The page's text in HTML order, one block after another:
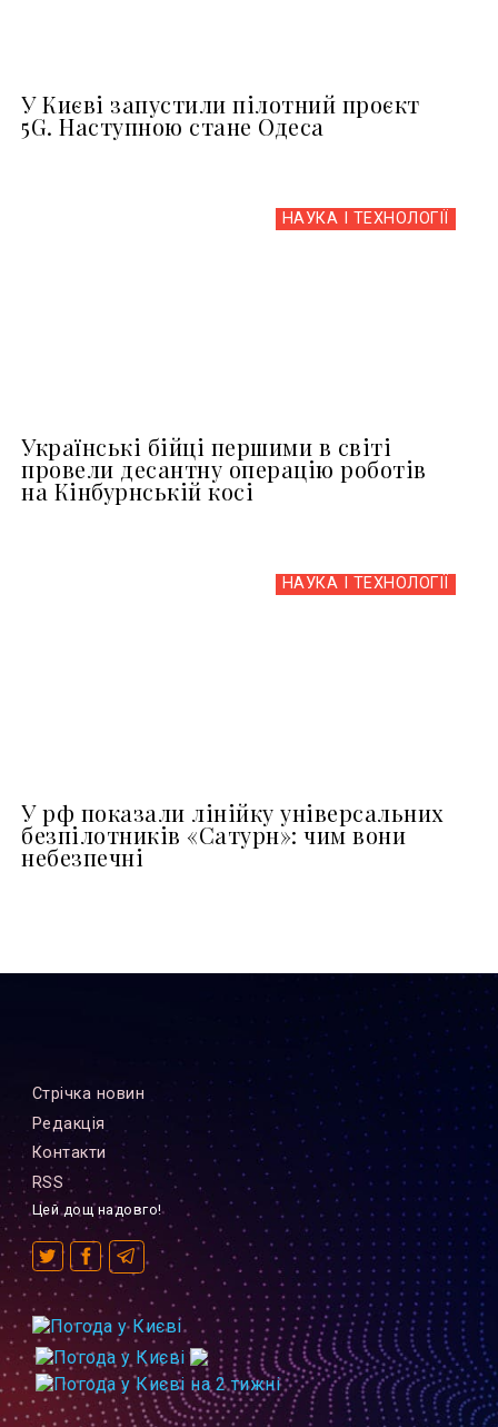
У Києві запустили пілотний проєкт
5G. Наступною стане Одеса
НАУКА І ТЕХНОЛОГІЇ
Українські бійці першими в світі
провели десантну операцію роботів
на Кінбурнській косі
НАУКА І ТЕХНОЛОГІЇ
У рф показали лінійку універсальних
безпілотників «Сатурн»: чим вони
небезпечні
Стрiчка новин
Редакцiя
Контакти
RSS
Цей дощ надовго!